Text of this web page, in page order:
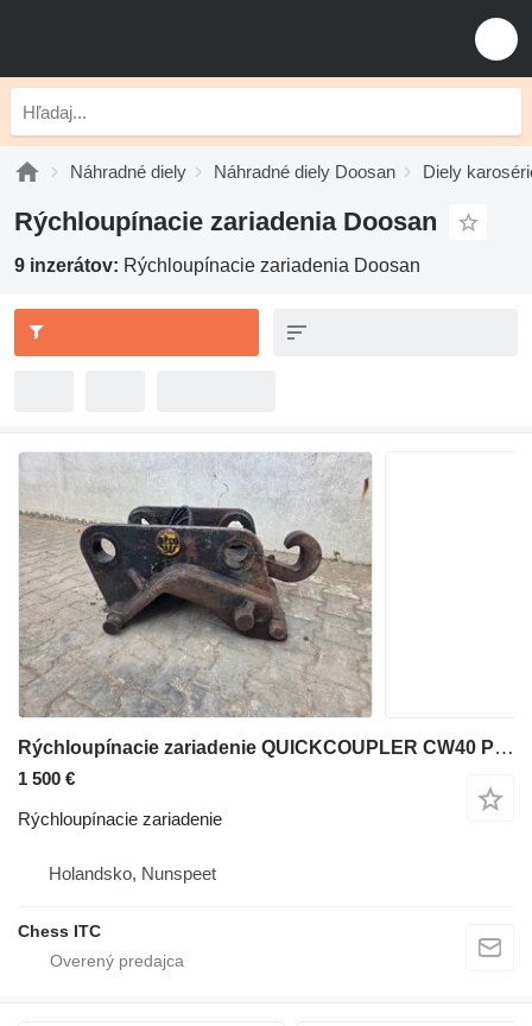
Náhradné diely Náhradné diely Doosan Diely
Rýchloupínacie zariadenia Doosan
9 inzerátov: Rýchloupínacie zariadenia Doosan
Rýchloupínacie zariadenie QUICKCOUPLER CW40 PIN 80 na rýpadla Doosan DX225
1 500 €
Rýchloupínacie zariadenie
Holandsko, Nunspeet
Chess ITC